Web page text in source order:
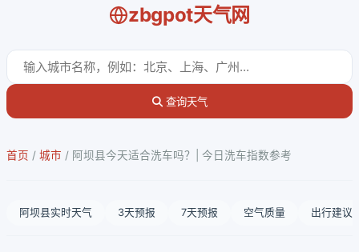
zbgpot天气网
查询天气
首页 / 城市 / 阿坝县今天适合洗车吗？| 今日洗车指数参考
阿坝县实时天气 3天预报 7天预报 空气质量 出行建议